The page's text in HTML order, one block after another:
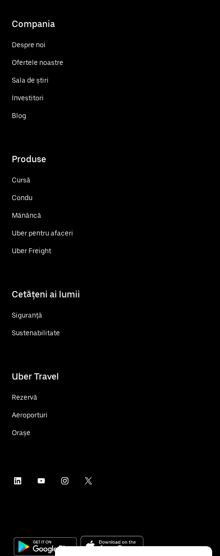
Compania
Despre noi
Ofertele noastre
Sala de știri
Investitori
Blog
Produse
Cursă
Condu
Mănâncă
Uber pentru afaceri
Uber Freight
Cetățeni ai lumii
Siguranță
Sustenabilitate
Uber Travel
Rezervă
Aeroporturi
Orașe